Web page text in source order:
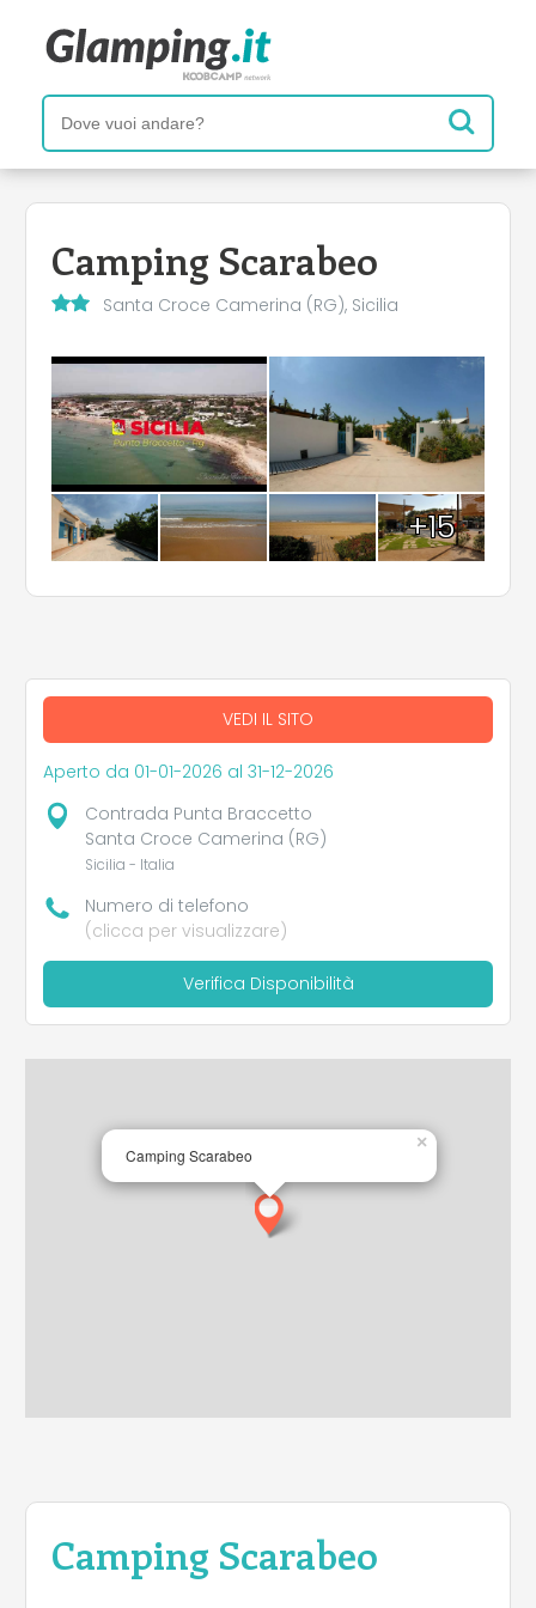
Camping Scarabeo
Santa Croce Camerina (RG), Sicilia
+15
Camping Scarabeo
VEDI IL SITO
Aperto da 01-01-2026 al 31-12-2026
Contrada Punta Braccetto
Santa Croce Camerina (RG)
Sicilia - Italia
Numero di telefono
(clicca per visualizzare)
Verifica Disponibilità
Camping Scarabeo
×